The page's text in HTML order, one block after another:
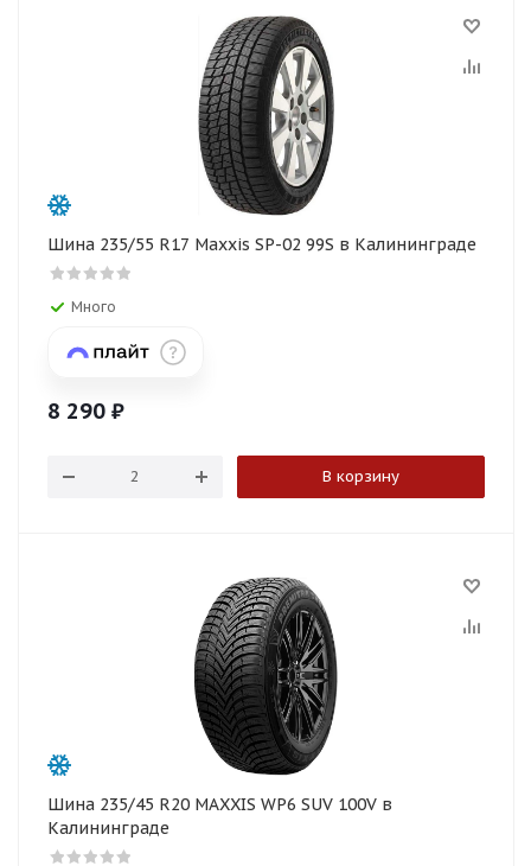
Шина 235/55 R17 Maxxis SP-02 99S в Калининграде
Много
8 290 ₽
В корзину
Шина 235/45 R20 MAXXIS WP6 SUV 100V в
Калининграде